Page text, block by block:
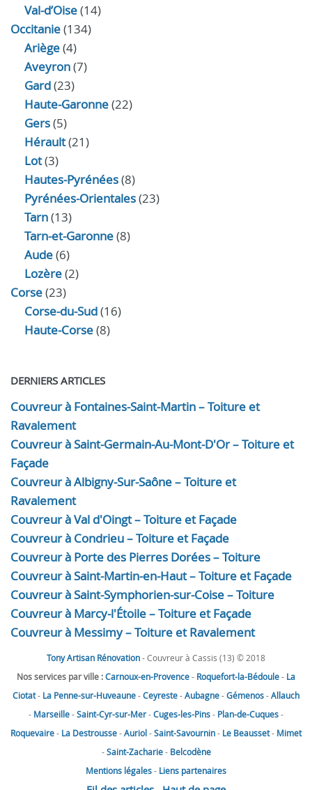
Val-d’Oise(14)
Occitanie(134)
Ariège(4)
Aveyron(7)
Gard(23)
Haute-Garonne(22)
Gers(5)
Hérault(21)
Lot(3)
Hautes-Pyrénées(8)
Pyrénées-Orientales(23)
Tarn(13)
Tarn-et-Garonne(8)
Aude(6)
Lozère(2)
Corse(23)
Corse-du-Sud(16)
Haute-Corse(8)
DERNIERS ARTICLES
Couvreur à Fontaines-Saint-Martin – Toiture et
Ravalement
Couvreur à Saint-Germain-Au-Mont-D'Or – Toiture et
Façade
Couvreur à Albigny-Sur-Saône – Toiture et
Ravalement
Couvreur à Val d'Oingt – Toiture et Façade
Couvreur à Condrieu – Toiture et Façade
Couvreur à Porte des Pierres Dorées – Toiture
Couvreur à Saint-Martin-en-Haut – Toiture et Façade
Couvreur à Saint-Symphorien-sur-Coise – Toiture
Couvreur à Marcy-l'Étoile – Toiture et Façade
Couvreur à Messimy – Toiture et Ravalement
Tony Artisan Rénovation- Couvreur à Cassis (13) © 2018
Nos services par ville :Carnoux-en-Provence- Roquefort-la-Bédoule- La
Ciotat- La Penne-sur-Huveaune-Ceyreste-Aubagne-Gémenos-Allauch
- Marseille-Saint-Cyr-sur-Mer-Cuges-les-Pins- Plan-de-Cuques-
Roquevaire- La Destrousse-Auriol-Saint-Savournin- Le Beausset- Mimet
-Saint-Zacharie- Belcodène
Mentions légales- Liens partenaires